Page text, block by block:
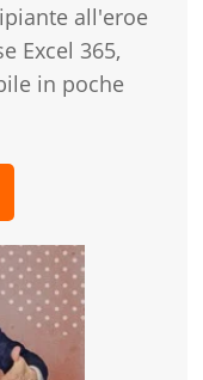
all'eroe
Excel 365,
in poche